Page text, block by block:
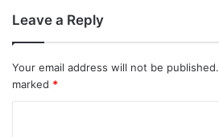
Leave a Reply
Your email address will not be published.
marked *